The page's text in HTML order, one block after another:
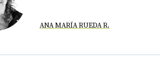
ANA MARÍA RUEDA R.